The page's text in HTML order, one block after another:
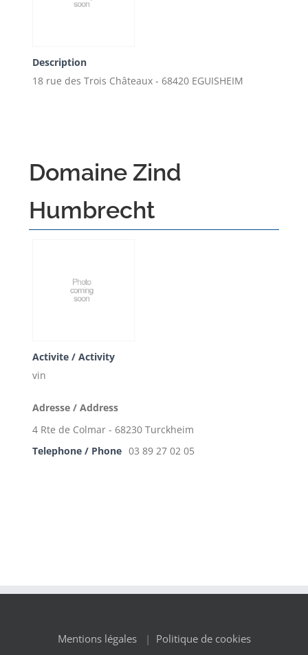
Description
18 rue des Trois Châteaux - 68420 EGUISHEIM
Domaine Zind
Humbrecht
Activite / Activity
vin
Adresse / Address
4 Rte de Colmar - 68230 Turckheim
Telephone / Phone 03 89 27 02 05
Mentions légales| Politique de cookies